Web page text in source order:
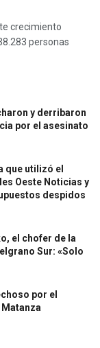
crecimiento
personas
y derribaron
por el asesinato
que utilizó el
Oeste Noticias y
despidos
el chofer de la
Sur: «Solo
por el